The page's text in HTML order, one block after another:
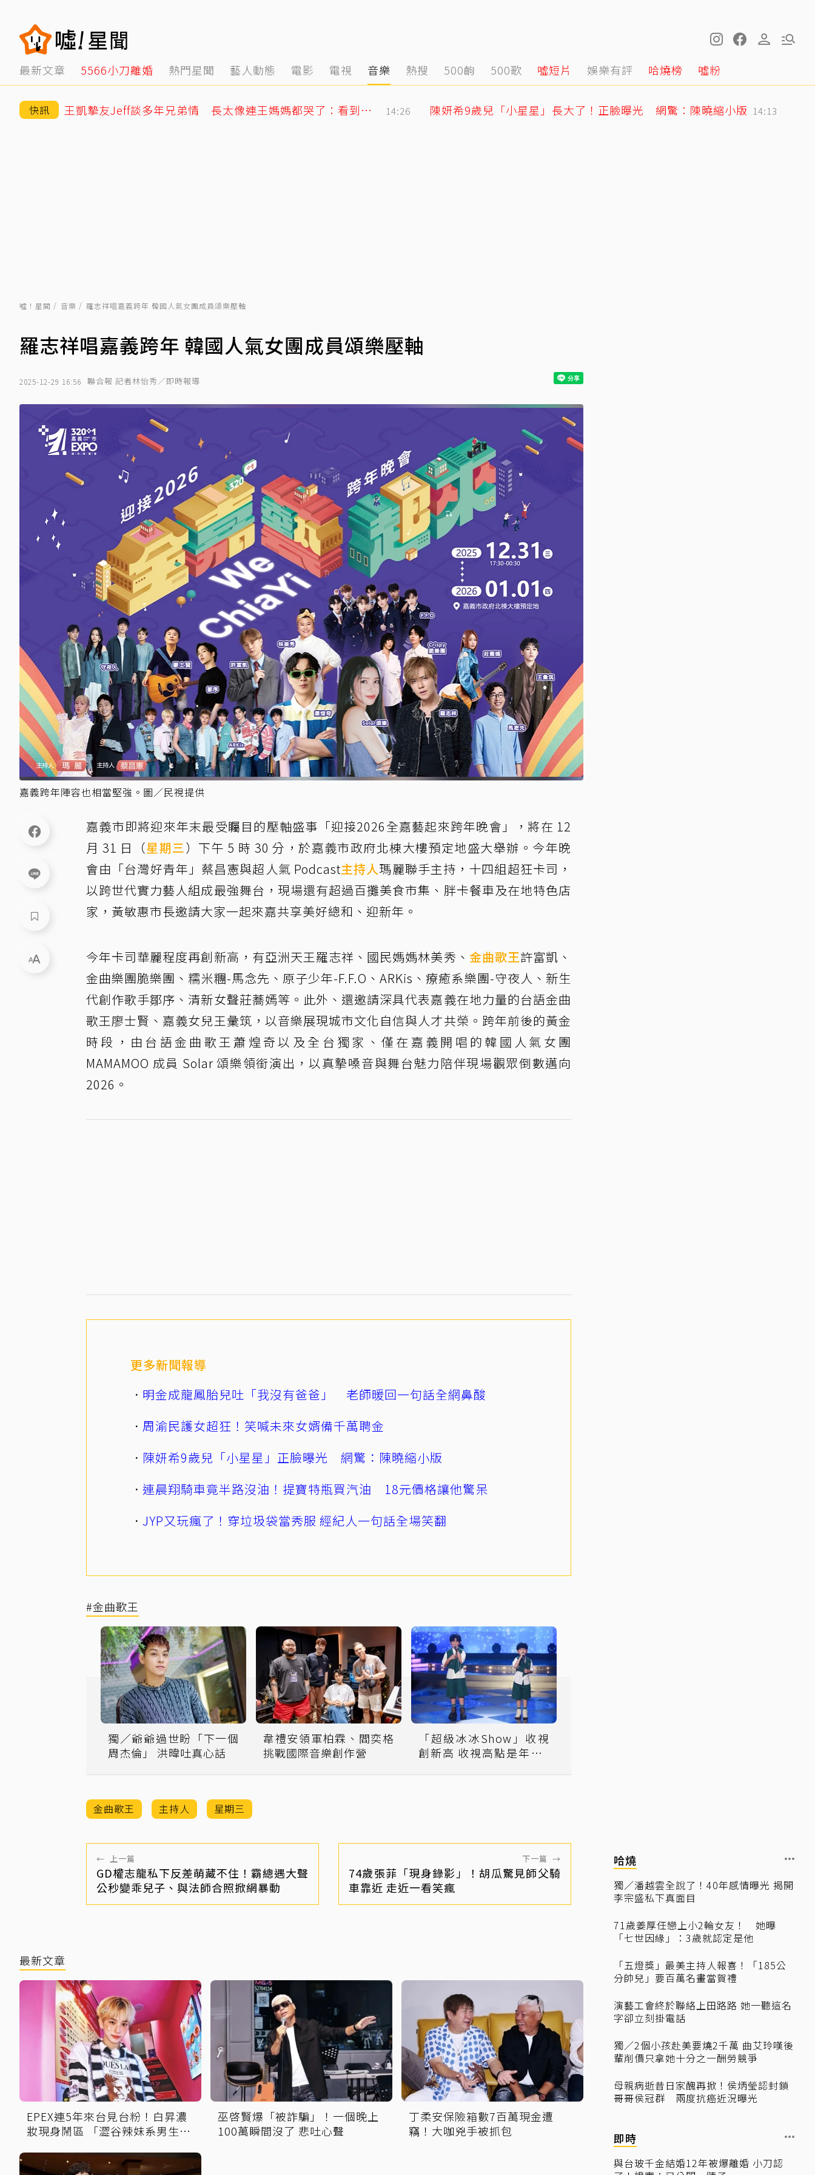
最新文章 5566小刀離婚 熱門星聞 藝人動態 電影 電視 音樂 熱搜 500齣 500歌 噓短片 娛樂有評 哈燒榜 噓粉
快訊 王凱摯友Jeff談多年兄弟情 長太像連王媽媽都哭了：看到他想到兒子 14:26 陳妍希9歲兒「小星星」長大了！正臉曝光 網驚：陳曉縮小版 14:13
噓！星聞 音樂 羅志祥唱嘉義跨年 韓國人氣女團成員頌樂壓軸
羅志祥唱嘉義跨年 韓國人氣女團成員頌樂壓軸
2025-12-29 16:56 聯合報 記者林怡秀／即時報導
嘉義跨年陣容也相當堅強。圖／民視提供
嘉義市即將迎來年末最受矚目的壓軸盛事「迎接2026全嘉藝起來跨年晚會」，將在 12
月 31 日（星期三）下午 5 時 30 分，於嘉義市政府北棟大樓預定地盛大舉辦。今年晚
會由「台灣好青年」蔡昌憲與超人氣 Podcast主持人瑪麗聯手主持，十四組超狂卡司，
以跨世代實力藝人組成最強舞台，現場還有超過百攤美食市集、胖卡餐車及在地特色店
家，黃敏惠市長邀請大家一起來嘉共享美好總和、迎新年。
今年卡司華麗程度再創新高，有亞洲天王羅志祥、國民媽媽林美秀、 金曲歌王許富凱、
金曲樂團脆樂團、糯米糰-馬念先、原子少年-F.F.O、ARKis、療癒系樂團-守夜人、新生
代創作歌手鄒序、清新女聲莊蕎嫣等。此外、還邀請深具代表嘉義在地力量的台語金曲
歌王廖士賢、嘉義女兒王彙筑，以音樂展現城市文化自信與人才共榮。跨年前後的黃金
時段，由台語金曲歌王蕭煌奇以及全台獨家、僅在嘉義開唱的韓國人氣女團
MAMAMOO 成員 Solar 頌樂領銜演出，以真摯嗓音與舞台魅力陪伴現場觀眾倒數邁向
2026。
更多新聞報導
明金成龍鳳胎兒吐「我沒有爸爸」 老師暖回一句話全網鼻酸
周渝民護女超狂！笑喊未來女婿備千萬聘金
陳妍希9歲兒「小星星」正臉曝光 網驚：陳曉縮小版
連晨翔騎車竟半路沒油！提寶特瓶買汽油 18元價格讓他驚呆
JYP又玩瘋了！穿垃圾袋當秀服 經紀人一句話全場笑翻
#金曲歌王
獨／爺爺過世盼「下一個
周杰倫」 洪暐吐真心話
韋禮安領軍柏霖、閻奕格
挑戰國際音樂創作營
「超級冰冰Show」收視
創新高 收視高點是年僅9
金曲歌王 主持人 星期三
← 上一篇
GD權志龍私下反差萌藏不住！霸總遇大聲
公秒變乖兒子、與法師合照掀網暴動
下一篇 →
74歲張菲「現身錄影」！胡瓜驚見師父騎
車靠近 走近一看笑瘋
最新文章
EPEX連5年來台見台粉！白昇濃
妝現身鬧區 「澀谷辣妹系男生」
巫啓賢爆「被詐騙」！一個晚上
100萬瞬間沒了 悲吐心聲
丁柔安保險箱數7百萬現金遭
竊！大咖兇手被抓包
哈燒
獨／潘越雲全說了！40年感情曝光 揭開
李宗盛私下真面目
71歲姜厚任戀上小2輪女友！ 她曝
「七世因緣」：3歲就認定是他
「五燈獎」最美主持人報喜！「185公
分帥兒」要百萬名畫當賀禮
演藝工會終於聯絡上田路路 她一聽這名
字卻立刻掛電話
獨／2個小孩赴美要燒2千萬 曲艾玲嘆後
輩削價只拿她十分之一酬勞競爭
母親病逝昔日家醜再掀！侯炳瑩認封鎖
哥哥侯冠群 兩度抗癌近況曝光
即時
與台玻千金結婚12年被爆離婚 小刀認